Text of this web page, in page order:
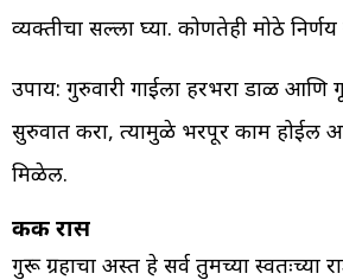
व्यक्तीचा सल्ला घ्या. कोणतेही मोठे
उपाय: गुरुवारी गाईला हरभरा डाळ
सुरुवात करा, त्यामुळे भरपूर काम होईल
मिळेल.
कर्क रास
गुरू ग्रहाचा अस्त हे सर्व तुमच्या स्वतःच्या